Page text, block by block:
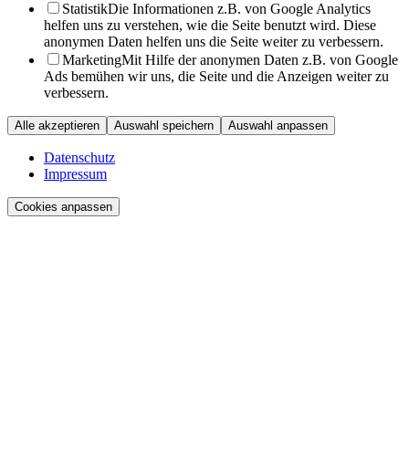
StatistikDie Informationen z.B. von Google Analytics
helfen uns zu verstehen, wie die Seite benutzt wird. Diese
anonymen Daten helfen uns die Seite weiter zu verbessern.
MarketingMit Hilfe der anonymen Daten z.B. von Google
Ads bemühen wir uns, die Seite und die Anzeigen weiter zu
verbessern.
Alle akzeptieren Auswahl speichern Auswahl anpassen
Datenschutz
Impressum
Cookies anpassen